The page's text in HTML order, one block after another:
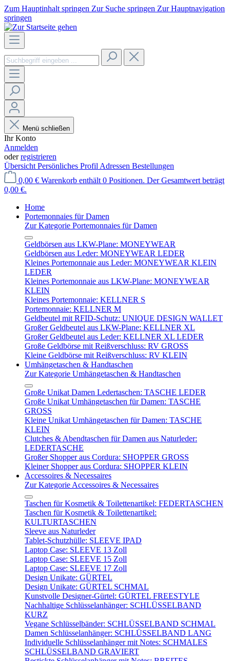
Zum Hauptinhalt springen Zur Suche springen Zur Hauptnavigation
springen
Menü schließen
Ihr Konto
Anmelden
oderregistrieren
Übersicht Persönliches Profil Adressen Bestellungen
0,00 € Warenkorb enthält 0 Positionen. Der Gesamtwert beträgt
0,00 €.
Home
Portemonnaies für Damen
Zur Kategorie Portemonnaies für Damen
Geldbörsen aus LKW-Plane: MONEYWEAR
Geldbörsen aus Leder: MONEYWEAR LEDER
Kleines Portemonnaie aus Leder: MONEYWEAR KLEIN
LEDER
Kleines Portemonnaie aus LKW-Plane: MONEYWEAR
KLEIN
Kleines Portemonnaie: KELLNER S
Portemonnaie: KELLNER M
Geldbeutel mit RFID-Schutz: UNIQUE DESIGN WALLET
Großer Geldbeutel aus LKW-Plane: KELLNER XL
Großer Geldbeutel aus Leder: KELLNER XL LEDER
Große Geldbörse mit Reißverschluss: RV GROSS
Kleine Geldbörse mit Reißverschluss: RV KLEIN
Umhängetaschen & Handtaschen
Zur Kategorie Umhängetaschen & Handtaschen
Große Unikat Damen Ledertaschen: TASCHE LEDER
Große Unikat Umhängetaschen für Damen: TASCHE
GROSS
Kleine Unikat Umhängetaschen für Damen: TASCHE
KLEIN
Clutches & Abendtaschen für Damen aus Naturleder:
LEDERTASCHE
Großer Shopper aus Cordura: SHOPPER GROSS
Kleiner Shopper aus Cordura: SHOPPER KLEIN
Accessoires & Necessaires
Zur Kategorie Accessoires & Necessaires
Taschen für Kosmetik & Toilettenartikel: FEDERTASCHEN
Taschen für Kosmetik & Toilettenartikel:
KULTURTASCHEN
Sleeve aus Naturleder
Tablet-Schutzhülle: SLEEVE IPAD
Laptop Case: SLEEVE 13 Zoll
Laptop Case: SLEEVE 15 Zoll
Laptop Case: SLEEVE 17 Zoll
Design Unikate: GÜRTEL
Design Unikate: GÜRTEL SCHMAL
Kunstvolle Designer-Gürtel: GÜRTEL FREESTYLE
Nachhaltige Schlüsselanhänger: SCHLÜSSELBAND
KURZ
Vegane Schlüsselbänder: SCHLÜSSELBAND SCHMAL
Damen Schlüsselanhänger: SCHLÜSSELBAND LANG
Individuelle Schlüsselanhänger mit Notes: SCHMALES
SCHLÜSSELBAND GRAVIERT